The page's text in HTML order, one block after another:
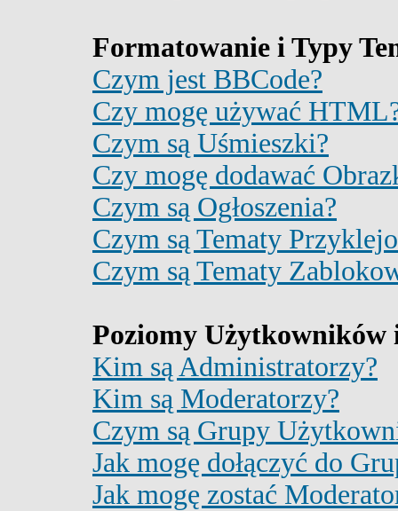
Formatowanie i Typy
Czym jest BBCode?
Czy mogę używać
Czym są Uśmieszki?
Czy mogę dodawać
Czym są Ogłoszenia?
Czym są Tematy
Czym są Tematy
Poziomy Użytkowników
Kim są Administratorzy?
Kim są Moderatorzy?
Czym są Grupy
Jak mogę dołączyć do
Jak mogę zostać